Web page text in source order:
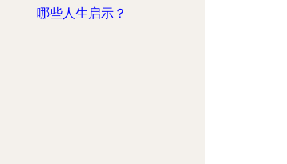
哪些人生启示？